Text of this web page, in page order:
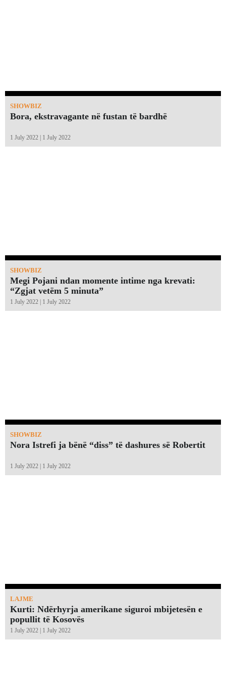
SHOWBIZ
Bora, ekstravagante në fustan të bardhë
1 July 2022 | 1 July 2022
SHOWBIZ
Megi Pojani ndan momente intime nga krevati:
“Zgjat vetëm 5 minuta”￼
1 July 2022 | 1 July 2022
SHOWBIZ
Nora Istrefi ja bënë “diss” të dashures së Robertit
1 July 2022 | 1 July 2022
LAJME
Kurti: Ndërhyrja amerikane siguroi mbijetesën e
popullit të Kosovës
1 July 2022 | 1 July 2022